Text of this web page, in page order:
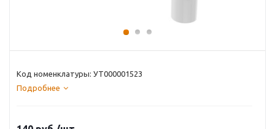
Код номенклатуры: УТ000001523
Подробнее